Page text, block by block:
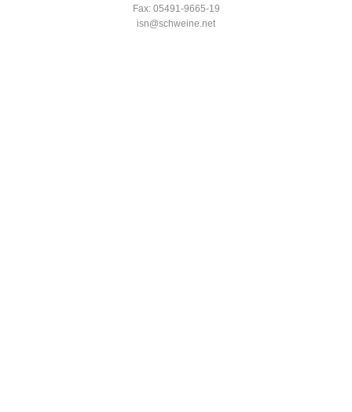
Fax: 05491-9665-19
isn@schweine.net